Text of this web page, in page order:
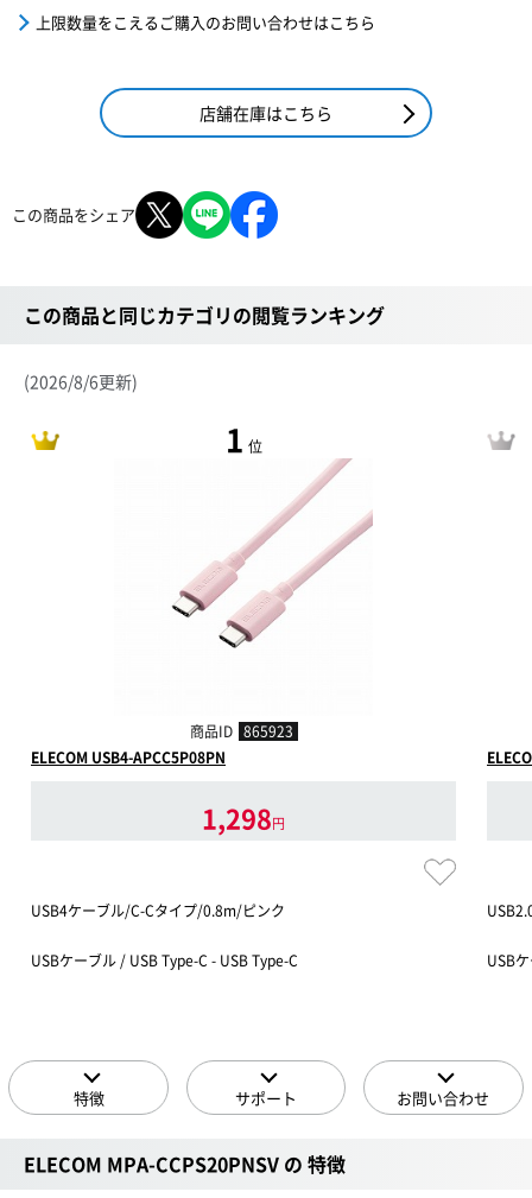
上限数量をこえるご購入のお問い合わせはこちら
店舗在庫はこちら
この商品をシェア
この商品と同じカテゴリの閲覧ランキング
(2026/8/6更新)
1 位
商品ID 865923
ELECOM USB4-APCC5P08PN
1,298円
USB4ケーブル/C-Cタイプ/0.8m/ピンク
USBケーブル / USB Type-C - USB Type-C USB
特徴 サポート お問い合わせ
ELECOM MPA-CCPS20PNSV の 特徴